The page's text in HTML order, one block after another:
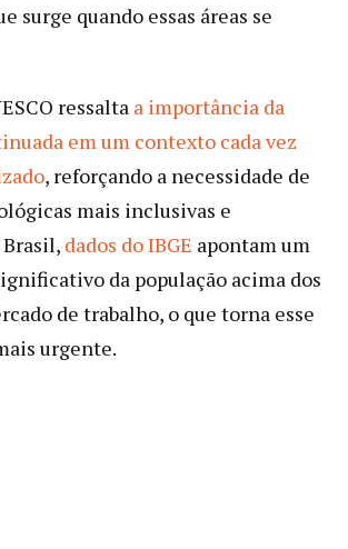
surge quando essas áreas se
ressalta a importância da
em um contexto cada vez
, reforçando a necessidade de
mais inclusivas e
dados do IBGE apontam um
da população acima dos
de trabalho, o que torna esse
urgente.